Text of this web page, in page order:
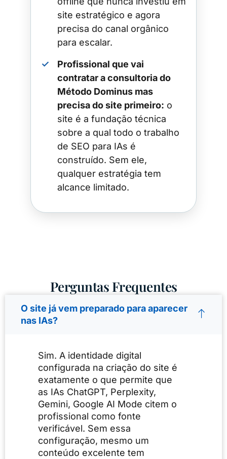
site estratégico e agora
precisa do canal orgânico
para escalar.
✓
Profissional que vai
contratar a consultoria do
Método Dominus mas
precisa do site primeiro: o
site é a fundação técnica
sobre a qual todo o trabalho
de SEO para IAs é
construído. Sem ele,
qualquer estratégia tem
alcance limitado.
Perguntas Frequentes
O site já vem preparado para aparecer
nas IAs?
Sim. A identidade digital
configurada na criação do site é
exatamente o que permite que
as IAs ChatGPT, Perplexity,
Gemini, Google AI Mode citem o
profissional como fonte
verificável. Sem essa
configuração, mesmo um
conteúdo excelente tem